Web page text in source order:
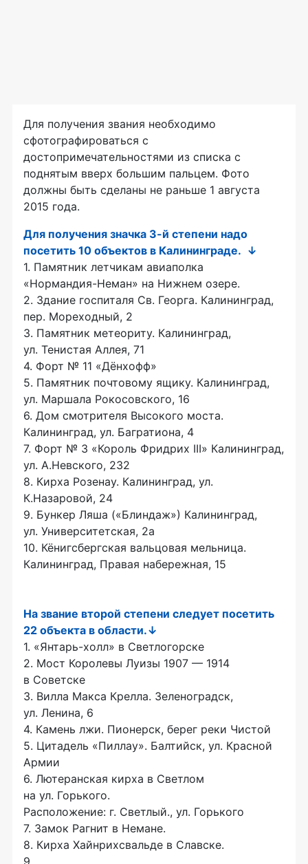
Для получения звания необходимо
сфотографироваться с
достопримечательностями из списка с
поднятым вверх большим пальцем. Фото
должны быть сделаны не раньше 1 августа
2015 года.
Для получения значка 3-й степени надо
посетить 10 объектов в Калининграде. ↓
1. Памятник летчикам авиаполка
«Нормандия-Неман» на Нижнем озере.
2. Здание госпиталя Св. Георга. Калининград,
пер. Мореходный, 2
3. Памятник метеориту. Калининград,
ул. Тенистая Аллея, 71
4. Форт № 11 «Дёнхофф»
5. Памятник почтовому ящику. Калининград,
ул. Маршала Рокосовского, 16
6. Дом смотрителя Высокого моста.
Калининград, ул. Багратиона, 4
7. Форт № 3 «Король Фридрих III» Калининград,
ул. А.Невского, 232
8. Кирха Розенау. Калининград, ул.
К.Назаровой, 24
9. Бункер Ляша («Блиндаж») Калининград,
ул. Университетская, 2а
10. Кёнигсбергская вальцовая мельница.
Калининград, Правая набережная, 15
На звание второй степени следует посетить
22 объекта в области.↓
1. «Янтарь-холл» в Светлогорске
2. Мост Королевы Луизы 1907 — 1914
в Советске
3. Вилла Макса Крелла. Зеленоградск,
ул. Ленина, 6
4. Камень лжи. Пионерск, берег реки Чистой
5. Цитадель «Пиллау». Балтийск, ул. Красной
Армии
6. Лютеранская кирха в Светлом
на ул. Горького.
Расположение: г. Светлый., ул. Горького
7. Замок Рагнит в Немане.
8. Кирха Хайнрихсвальде в Славске.
9.